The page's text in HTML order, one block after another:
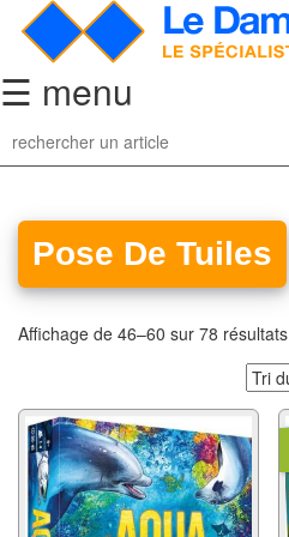
☰ menu
Jeu
d’Echecs
collection
classiques
Pièces
d’échecs
classiques
Coffrets
Pose De Tuiles
Affichage de 46–60 sur 78 résultats